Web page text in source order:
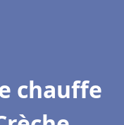
chauffe